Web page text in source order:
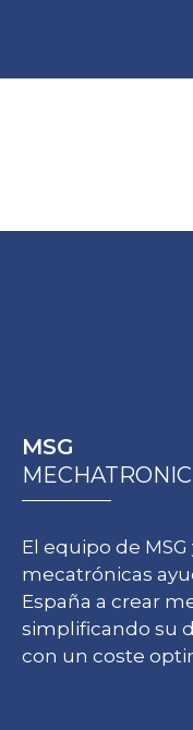
MSG
El equipo de
mecatrónicas
España a crear
simplificando su
con un coste